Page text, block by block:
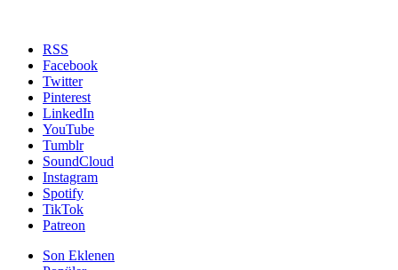
RSS
Facebook
Twitter
Pinterest
LinkedIn
YouTube
Tumblr
SoundCloud
Instagram
Spotify
TikTok
Patreon
Son Eklenen